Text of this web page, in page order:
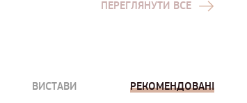
ПЕРЕГЛЯНУТИ ВСЕ
ВИСТАВИ РЕКОМЕНДОВАНІ